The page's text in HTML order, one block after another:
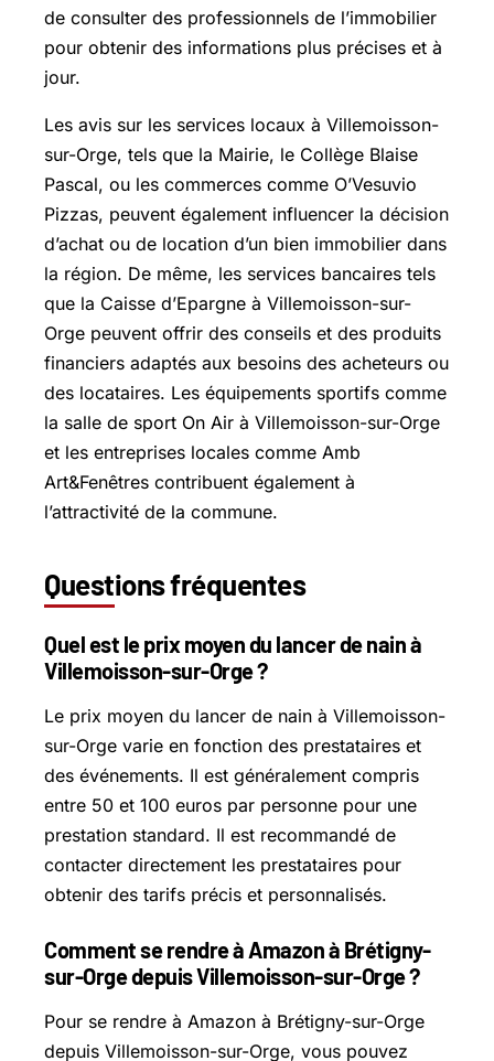
de consulter des professionnels de l’immobilier
pour obtenir des informations plus précises et à
jour.
Les avis sur les services locaux à Villemoisson-
sur-Orge, tels que la Mairie, le Collège Blaise
Pascal, ou les commerces comme O’Vesuvio
Pizzas, peuvent également influencer la décision
d’achat ou de location d’un bien immobilier dans
la région. De même, les services bancaires tels
que la Caisse d’Epargne à Villemoisson-sur-
Orge peuvent offrir des conseils et des produits
financiers adaptés aux besoins des acheteurs ou
des locataires. Les équipements sportifs comme
la salle de sport On Air à Villemoisson-sur-Orge
et les entreprises locales comme Amb
Art&Fenêtres contribuent également à
l’attractivité de la commune.
Questions fréquentes
Quel est le prix moyen du lancer de nain à
Villemoisson-sur-Orge ?
Le prix moyen du lancer de nain à Villemoisson-
sur-Orge varie en fonction des prestataires et
des événements. Il est généralement compris
entre 50 et 100 euros par personne pour une
prestation standard. Il est recommandé de
contacter directement les prestataires pour
obtenir des tarifs précis et personnalisés.
Comment se rendre à Amazon à Brétigny-
sur-Orge depuis Villemoisson-sur-Orge ?
Pour se rendre à Amazon à Brétigny-sur-Orge
depuis Villemoisson-sur-Orge, vous pouvez